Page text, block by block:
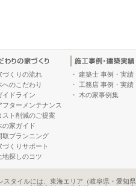
づくりの流れ
へのこだわり
イドライン
フターメンテナンス
スト削減のご提案
の家ガイド
取プランニング
づくりサポート
地探しのコツ
・ 建築士 事例・実績
・
工務店 事例・実績
・
木の家事例集
タイルには、東海エリア（岐阜県・愛知